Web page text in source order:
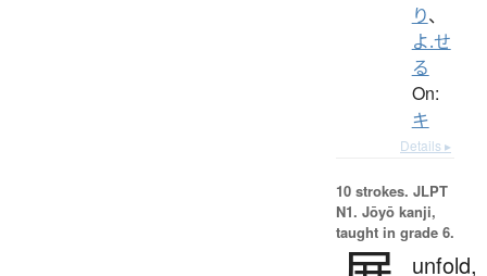
り、
よ.せ
る
On:
キ
Details ▸
10 strokes. JLPT
N1. Jōyō kanji,
taught in grade 6.
unfold,